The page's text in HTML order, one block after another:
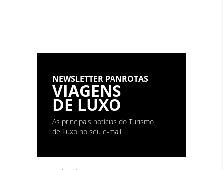
NEWSLETTER PANROTAS
VIAGENS
DE LUXO
As principais notícias do Turismo
de Luxo no seu e-mail